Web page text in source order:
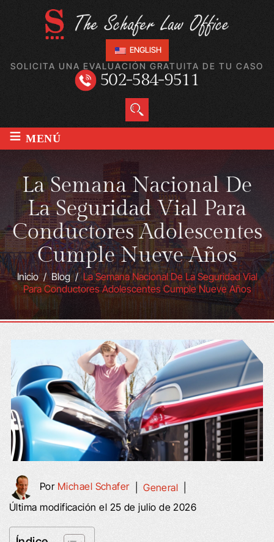
ENGLISH
SOLICITA UNA EVALUACIÓN GRATUITA DE TU CASO
502-584-9511
≡ MENÚ
La Semana Nacional De
La Seguridad Vial Para
Conductores Adolescentes
Cumple Nueve Años
Inicio/Blog/La Semana Nacional De La Seguridad Vial
Para Conductores Adolescentes Cumple Nueve Años
Por Michael Schafer|General
Última modificación el 25 de julio de 2026